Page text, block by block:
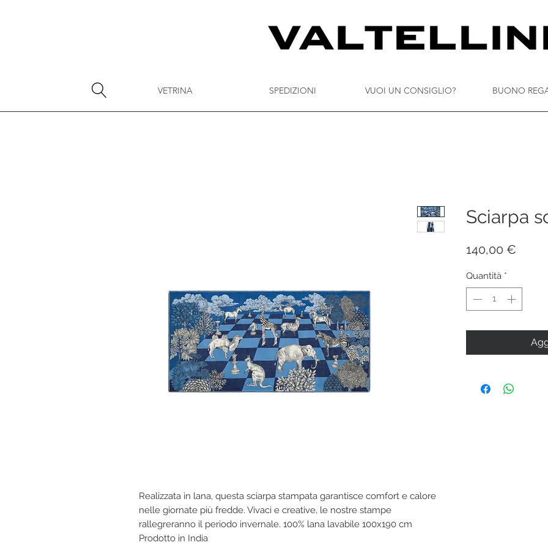
VETRINA SPEDIZIONI VUOI UN CONSIGLIO? BUONO
Realizzata in lana, questa sciarpa stampata garantisce comfort e calore
nelle giornate più fredde. Vivaci e creative, le nostre stampe
rallegreranno il periodo invernale. 100% lana lavabile 100x190 cm
Prodotto in India
Sciarpa
140,00 €
Quantità *